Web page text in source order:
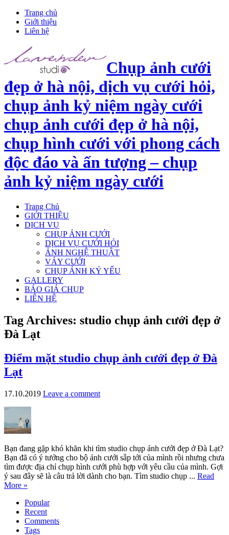
Trang chủ
Giới thiệu
Liên hệ
Chụp ảnh cưới
đẹp ở hà nội, dịch vụ cưới hỏi,
chụp ảnh kỷ niệm ngày cưới
chụp ảnh cưới đẹp ở hà nội,
chụp hình cưới với phong cách
độc đáo và ấn tượng – chụp
ảnh kỷ niệm ngày cưới
Trang Chủ
GIỚI THIỆU
DỊCH VỤ
CHỤP ẢNH CƯỚI
DỊCH VỤ CƯỚI HỎI
ẢNH NGHỆ THUẬT
VÁY CƯỚI
CHỤP ẢNH KỶ YẾU
GALLERY
BÁO GIÁ CHỤP
LIÊN HỆ
Tag Archives: studio chụp ảnh cưới đẹp ở
Đà Lạt
Điểm mặt studio chụp ảnh cưới đẹp ở Đà
Lạt
17.10.2019 Leave a comment
Bạn đang gặp khó khăn khi tìm studio chụp ảnh cưới đẹp ở Đà Lạt?
Bạn đã có ý tưởng cho bộ ảnh cưới sắp tới của mình rồi nhưng chưa
tìm được địa chỉ chụp hình cưới phù hợp với yêu cầu của mình. Gợi
ý sau đây sẽ là câu trả lời dành cho bạn. Tìm studio chụp ... Read
More »
Popular
Recent
Comments
Tags